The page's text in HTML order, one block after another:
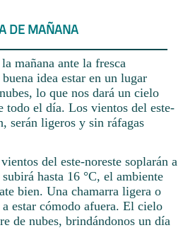
DE MAÑANA
mañana ante la fresca
idea estar en un lugar
lo que nos dará un cielo
todo el día. Los vientos del este-
serán ligeros y sin ráfagas
del este-noreste soplarán a
hasta 16 °C, el ambiente
bien. Una chamarra ligera o
estar cómodo afuera. El cielo
de nubes, brindándonos un día